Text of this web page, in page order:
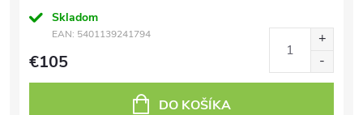
Skladom
EAN: 5401139241794
€105
DO KOŠÍKA